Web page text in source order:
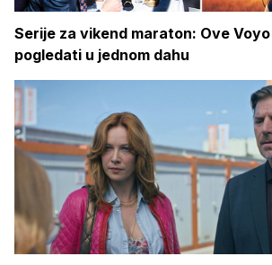
Serije za vikend maraton: Ove
pogledati u jednom dahu